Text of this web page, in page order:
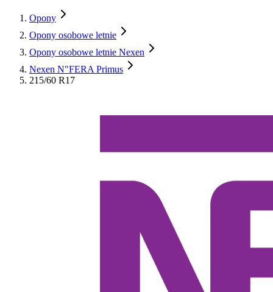
Opony
Opony osobowe letnie
Opony osobowe letnie Nexen
Nexen N"FERA Primus
215/60 R17